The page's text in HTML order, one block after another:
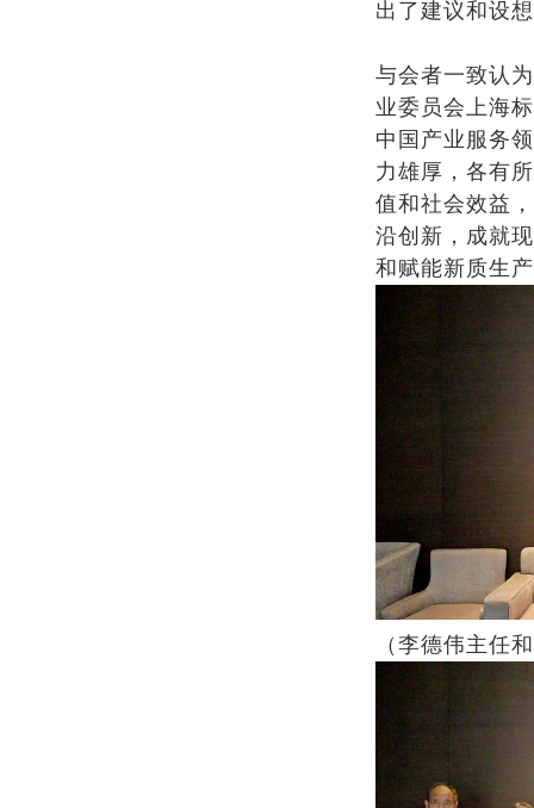
出了建议和设
与会者一致认
业委员会上海
中国产业服务
力雄厚，各有
值和社会效益
沿创新，成就
和赋能新质生
（李德伟主任